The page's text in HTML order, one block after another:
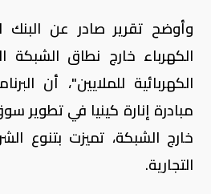
وأوضح تقرير صادر عن
الكهرباء خارج نطاق الشبكة
الكهربائية للملايين"، أن
مبادرة إنارة كينيا في تطوير
خارج الشبكة، تميزت بتنوع
التجارية.